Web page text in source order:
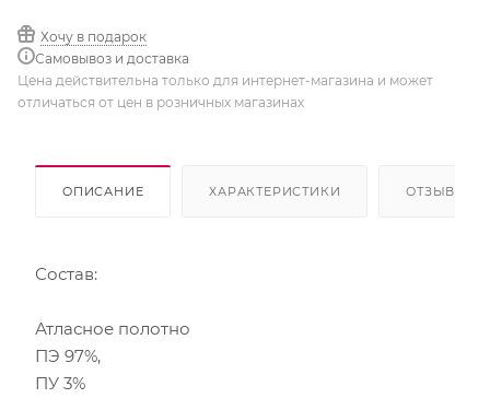
Хочу в подарок
Самовывоз и доставка
Цена действительна только для интернет-магазина и может
отличаться от цен в розничных магазинах
ОПИСАНИЕ ХАРАКТЕРИСТИКИ ОТЗЫВЫ
Состав:
Атласное полотно
ПЭ 97%,
ПУ 3%